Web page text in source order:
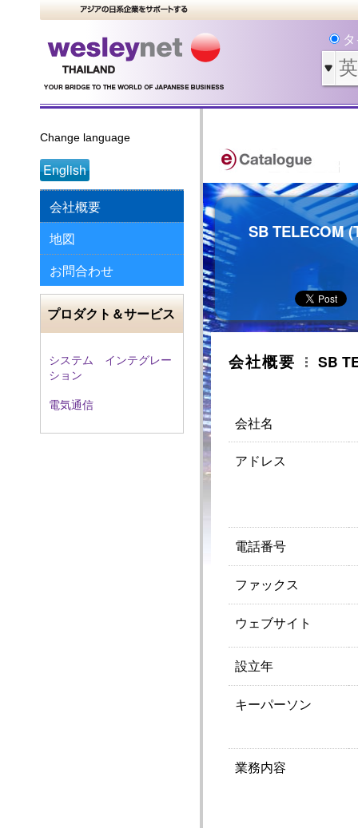
Change language
English
会社概要
地図
お問合わせ
プロダクト＆サービス
システム インテグレー
ション
電気通信
SB TELECOM
会社概要 SB
会社名
アドレス
電話番号
ファックス
ウェブサイト
設立年
キーパーソン
業務内容